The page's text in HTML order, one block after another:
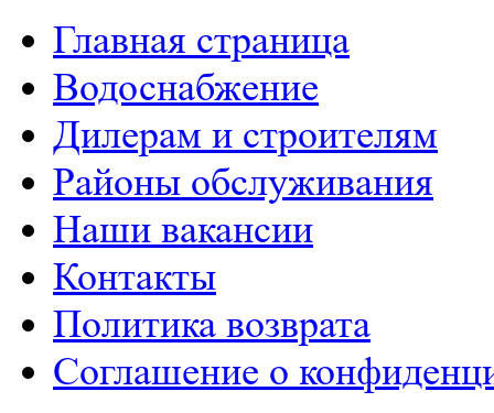
Главная страница
Водоснабжение
Дилерам и строителям
Районы обслуживания
Наши вакансии
Контакты
Политика возврата
Соглашение о
РАСЧЕТ СМЕТЫ ОНЛАЙН!